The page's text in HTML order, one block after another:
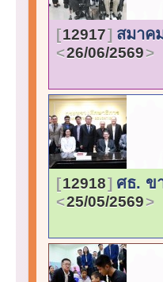
12917 สมาค
26/06/2569
12918 ศธ. ข
25/05/2569